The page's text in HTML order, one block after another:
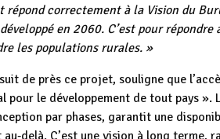
répond correctement à la Vision du
en 2060. C’est pour répondre
les populations rurales. »
de près ce projet, souligne que
pour le développement de tout pays ».
par phases, garantit une
au‑delà. C’est une vision à long terme,